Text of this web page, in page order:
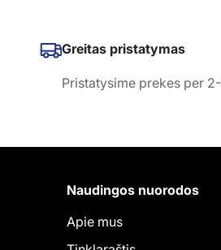
Greitas pristatymas
Pristatysime prekes per
Naudingos nuorodos
Apie mus